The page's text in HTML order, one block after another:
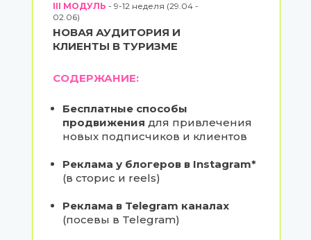
III МОДУЛЬ - 9-12 неделя (29.04 -
02.06)
НОВАЯ АУДИТОРИЯ И
КЛИЕНТЫ В ТУРИЗМЕ
СОДЕРЖАНИЕ:
Бесплатные способы
продвижения для привлечения
новых подписчиков и клиентов
Реклама у блогеров в Instagram*
(в сторис и reels)
Реклама в Telegram каналах
(посевы в Telegram)